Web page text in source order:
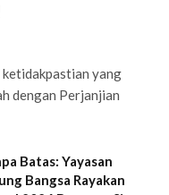
ketidakpastian yang
dengan Perjanjian
Batas: Yayasan
Bangsa Rayakan